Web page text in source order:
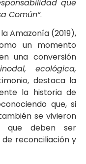
que
Común”.
Amazonía (2019),
un momento
una conversión
ecológica,
destaca la
la historia de
que, si
se vivieron
que deben ser
reconciliación y